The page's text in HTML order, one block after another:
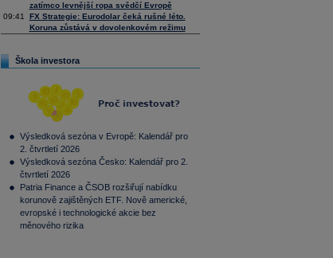
zatímco levnější ropa svědčí Evropě
09:41
FX Strategie: Eurodolar čeká rušné léto.
Koruna zůstává v dovolenkovém režimu
Škola investora
Výsledková sezóna v Evropě: Kalendář pro
2. čtvrtletí 2026
Výsledková sezóna Česko: Kalendář pro 2.
čtvrtletí 2026
Patria Finance a ČSOB rozšiřují nabídku
korunově zajištěných ETF. Nově americké,
evropské i technologické akcie bez
měnového rizika